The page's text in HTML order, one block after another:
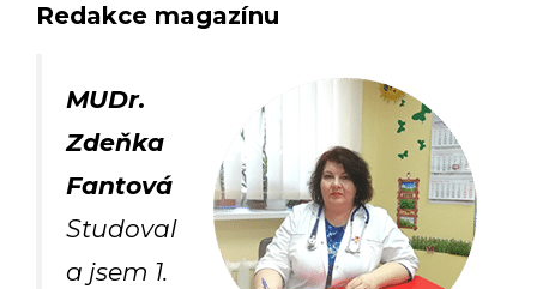
Redakce magazínu
MUDr.
Zdeňka
Fantová
Studoval
a jsem 1.